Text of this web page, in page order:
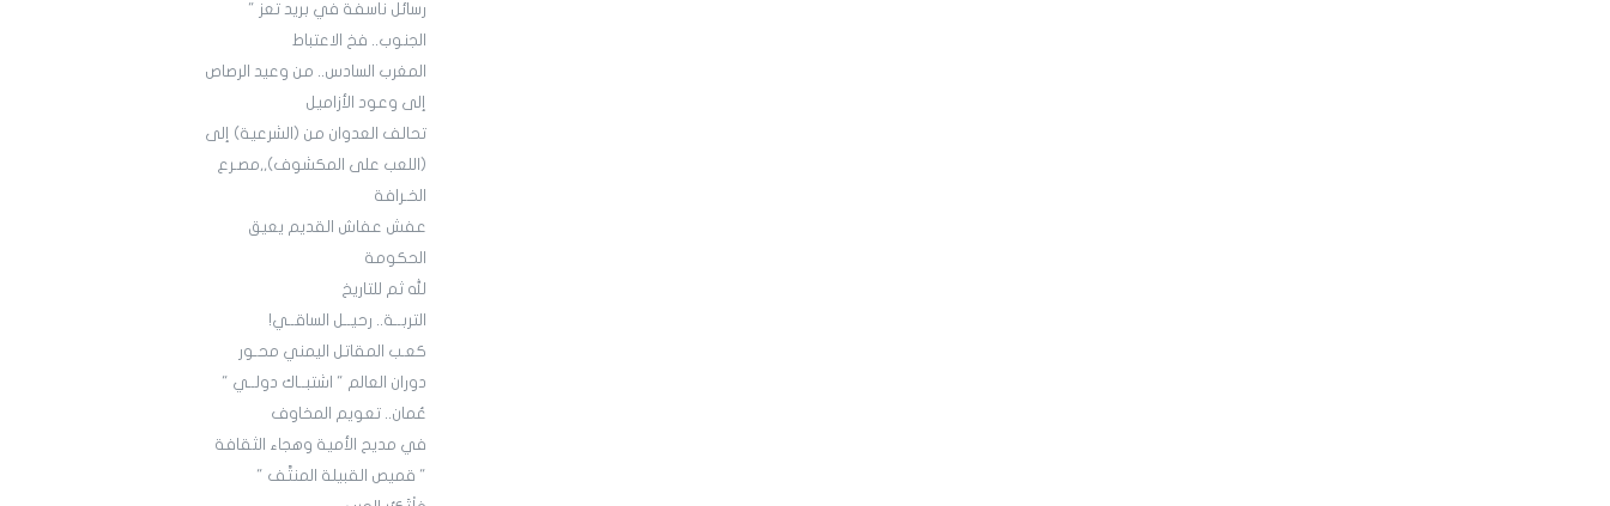
رسائل ناسفة في بريد تعز "
الجنوب.. فخ الاعتباط
المغرب السادس.. من وعيد الرصاص
إلى وعود الأزاميل
تحالف العدوان من (الشرعية) إلى
(اللعب على المكشوف),,مصـرع
الخـرافة
عفش عفاش القديم يعيق
الحكومة
لله ثم للتاريخ
التربــة.. رحيــل الساقــي!
كعـب المقاتل اليمني محـور
دوران العالم " اشتبــاك دولــي "
عُمان.. تعويم المخاوف
في مديح الأمية وهجاء الثقافة
" قميص القبيلة المنتَّف "